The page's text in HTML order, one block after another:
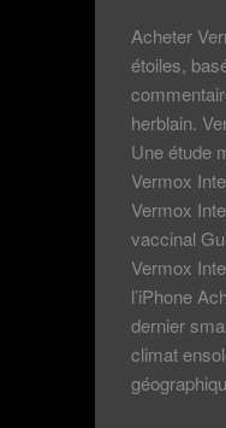
Acheter
étoiles,
herblain.
Une étude
Vermox
Vermox
vaccinal
Vermox
l’iPhone
dernier
climat